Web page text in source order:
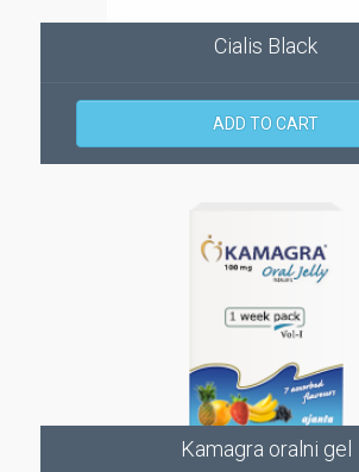
Cialis Black
ADD TO CART
Kamagra oralni gel